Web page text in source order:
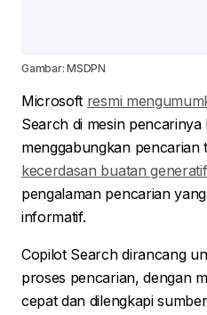
Gambar: MSDPN
Microsoft resmi
Search di mesin
menggabungkan pencarian
kecerdasan buatan generatif
pengalaman pencarian
informatif.
Copilot Search dirancang
proses pencarian, dengan
cepat dan dilengkapi